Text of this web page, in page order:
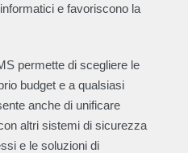
e favoriscono la
permette di scegliere le
budget e a qualsiasi
anche di unificare
altri sistemi di sicurezza
e le soluzioni di